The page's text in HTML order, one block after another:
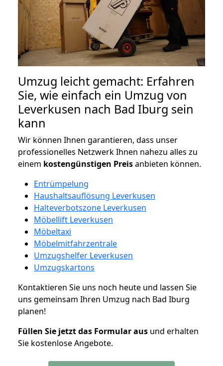
Umzug leicht gemacht: Erfahren
Sie, wie einfach ein Umzug von
Leverkusen nach Bad Iburg sein
kann
Wir können Ihnen garantieren, dass unser
professionelles Netzwerk Ihnen nahezu alles zu
einem kostengünstigen Preisanbieten können.
Entrümpelung
Haushaltsauflösung Leverkusen
Halteverbotszone Leverkusen
Möbellift Leverkusen
Möbeltaxi
Möbelmitfahrzentrale
Umzugshelfer Leverkusen
Umzugskartons
Kontaktieren Sie uns noch heute und lassen Sie
uns gemeinsam Ihren Umzug nach Bad Iburg
planen!
Füllen Sie jetzt das Formular aus und erhalten
Sie kostenlose Angebote.